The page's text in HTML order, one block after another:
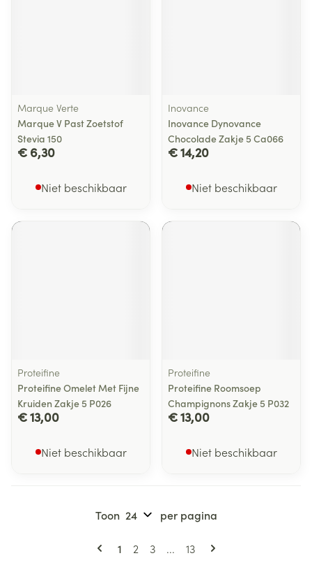
Marque Verte
Marque V Past Zoetstof
Stevia 150
€ 6,30
Niet beschikbaar
Inovance
Inovance Dynovance
Chocolade Zakje 5 Ca066
€ 14,20
Niet beschikbaar
Proteifine
Proteifine Omelet Met Fijne
Kruiden Zakje 5 P026
€ 13,00
Niet beschikbaar
Proteifine
Proteifine Roomsoep
Champignons Zakje 5 P032
€ 13,00
Niet beschikbaar
Pagina's
U lees momenteel pagina
1 Pagina
2 Pagina
3 ... Pagina
13
Toon per pagina